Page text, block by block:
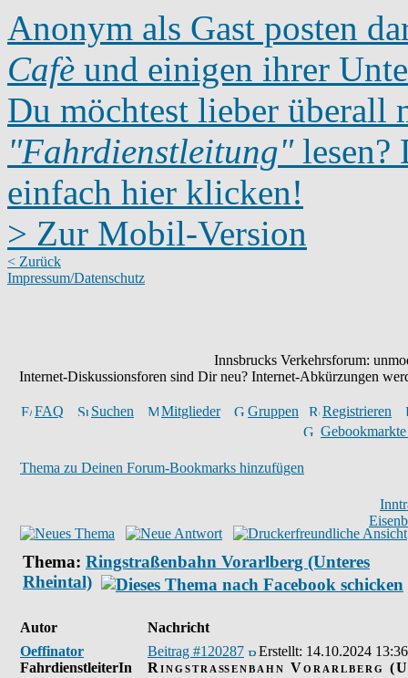
Anonym als Gast posten
Cafè und einigen ihrer
Du möchtest lieber überall
"Fahrdienstleitung"lesen?
einfach hier klicken!
> Zur Mobil-Version
< Zurück
Impressum/Datenschutz
Innsbrucks Verkehrsforum:
Internet-Diskussionsforen sind Dir neu? Internet-Abkürzungen
FAQ Suchen Mitglieder Gruppen
Registrieren
Thema zu Deinen Forum-Bookmarks hinzufügen
Thema: Ringstraßenbahn Vorarlberg (Unteres
Rheintal)
Autor
Nachricht
Oeffinator
FahrdienstleiterIn
Beitrag #120287 Erstellt: 14.10.2024 13:36
Ringstraßenbahn Vorarlberg